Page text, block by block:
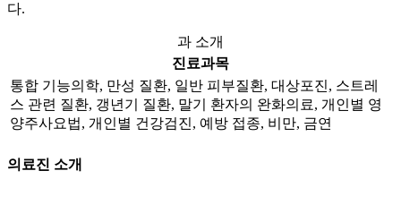
다.
과 소개
진료과목
통합 기능의학, 만성 질환, 일반 피부질환, 대상포진, 스트레
스 관련 질환, 갱년기 질환, 말기 환자의 완화의료, 개인별 영
양주사요법, 개인별 건강검진, 예방 접종, 비만, 금연
의료진 소개